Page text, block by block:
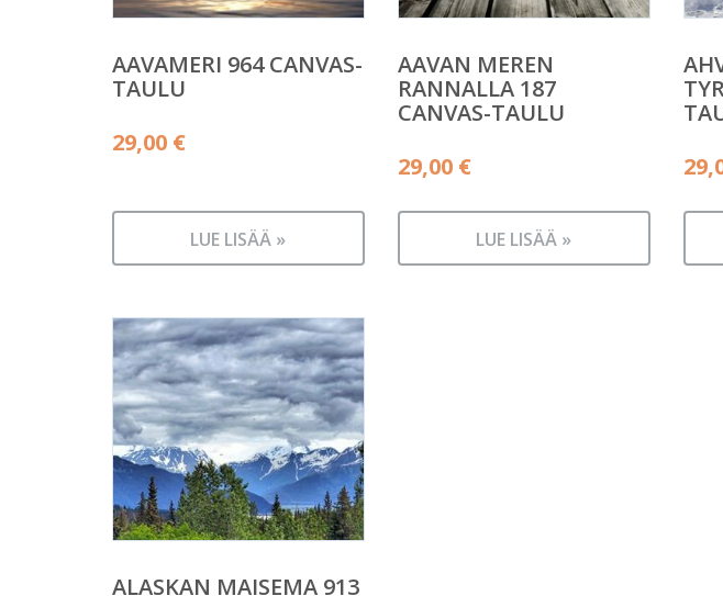
AAVAMERI 964 CANVAS-
TAULU
29,00 €
LUE LISÄÄ »
AAVAN MEREN
RANNALLA 187
CANVAS-TAULU
29,00 €
LUE LISÄÄ »
ALASKAN MAISEMA 913